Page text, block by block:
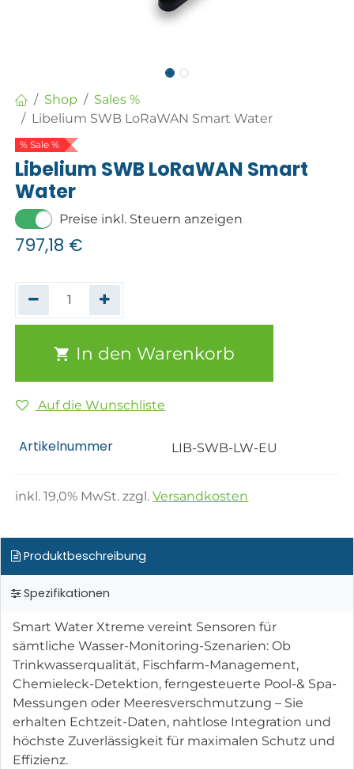
Shop
Sales %
Libelium SWB LoRaWAN Smart Water
% Sale %
Libelium SWB LoRaWAN Smart
Water
Preise inkl. Steuern anzeigen
797,18 €
In den Warenkorb
Auf die Wunschliste
Artikelnummer LIB-SWB-LW-EU
inkl.19,0% MwSt. zzgl.Versandkosten
Produktbeschreibung
Spezifikationen
Smart Water Xtreme vereint Sensoren für
sämtliche Wasser-Monitoring-Szenarien: Ob
Trinkwasserqualität, Fischfarm-Management,
Chemieleck-Detektion, ferngesteuerte Pool-& Spa-
Messungen oder Meeresverschmutzung – Sie
erhalten Echtzeit-Daten, nahtlose Integration und
höchste Zuverlässigkeit für maximalen Schutz und
Effizienz.